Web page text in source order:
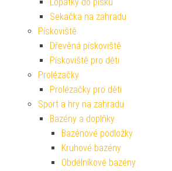
Sekačka na zahradu
Pískoviště
Dřevěná pískoviště
Pískoviště pro děti
Prolézačky
Prolézačky pro děti
Sport a hry na zahradu
Bazény a doplňky
Bazénové podložky
Kruhové bazény
Obdélníkové bazény